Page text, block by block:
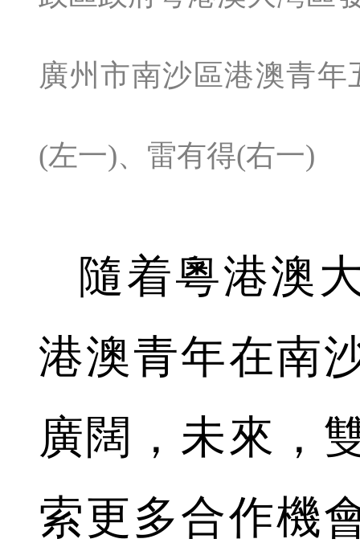
廣州市南沙區港澳青
(左一)、雷有得(右一)
隨着粵港澳
港澳青年在南
廣闊，未來，
索更多合作機